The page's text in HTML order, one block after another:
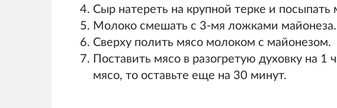
Сыр натереть на крупной терке и посыпать
Молоко смешать с 3-мя ложками
Сверху полить мясо молоком с майонезом.
Поставить мясо в разогретую духовку на 1
мясо, то оставьте еще на 30 минут.